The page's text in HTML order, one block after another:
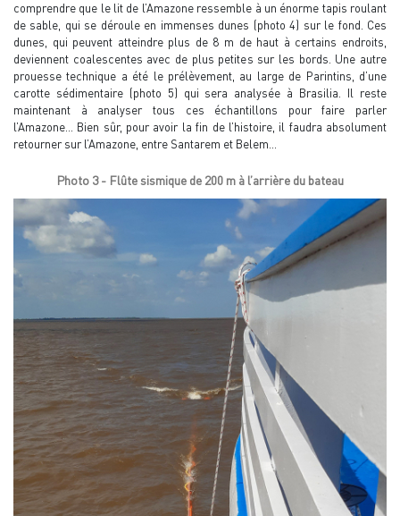
comprendre que le lit de l’Amazone ressemble à un énorme tapis roulant
de sable, qui se déroule en immenses dunes (photo 4) sur le fond. Ces
dunes, qui peuvent atteindre plus de 8 m de haut à certains endroits,
deviennent coalescentes avec de plus petites sur les bords. Une autre
prouesse technique a été le prélèvement, au large de Parintins, d’une
carotte sédimentaire (photo 5) qui sera analysée à Brasilia. Il reste
maintenant à analyser tous ces échantillons pour faire parler
l’Amazone… Bien sûr, pour avoir la fin de l’histoire, il faudra absolument
retourner sur l’Amazone, entre Santarem et Belem…
Photo 3 - Flûte sismique de 200 m à l’arrière du bateau